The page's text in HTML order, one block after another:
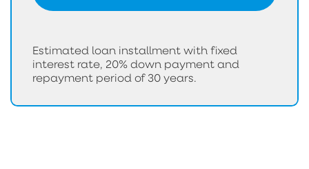
Estimated loan installment with fixed
interest rate, 20% down payment and
repayment period of 30 years.